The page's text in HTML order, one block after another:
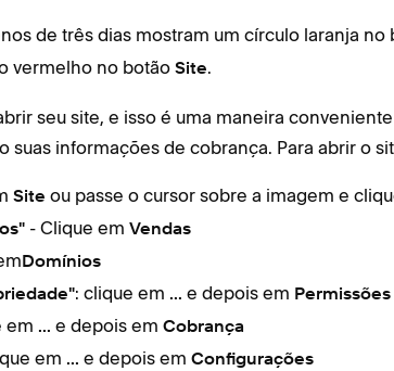
de três dias mostram um círculo laranja no
vermelho no botão Site.
seu site, e isso é uma maneira
suas informações de cobrança. Para abrir o
Site ou passe o cursor sobre a imagem e
- Clique em Vendas
Domínios
: clique em ... e depois em Permissões
em ... e depois em Cobrança
em ... e depois em Configurações